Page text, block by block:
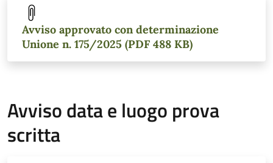
Avviso approvato con determinazione
Unione n. 175/2025 (PDF 488 KB)
Avviso data e luogo prova
scritta